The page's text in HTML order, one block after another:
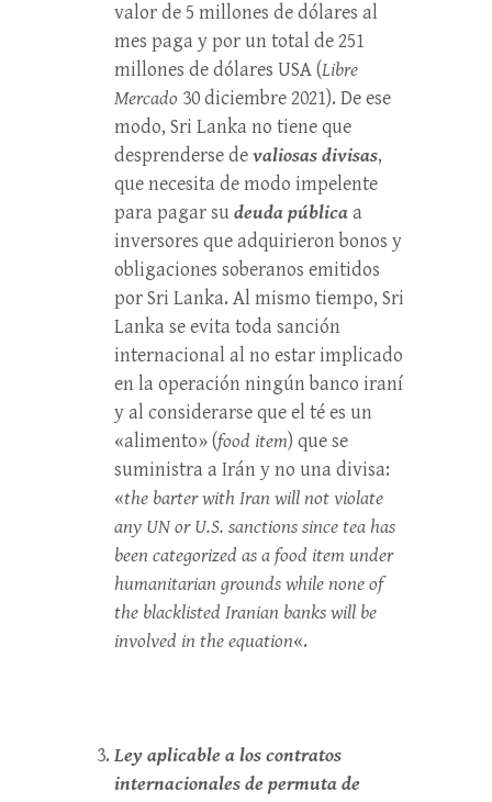
valor de 5 millones de dólares al
mes paga y por un total de 251
millones de dólares USA (Libre
Mercado 30 diciembre 2021). De ese
modo, Sri Lanka no tiene que
desprenderse devaliosas divisas,
que necesita de modo impelente
para pagar su deuda públicaa
inversores que adquirieron bonos y
obligaciones soberanos emitidos
por Sri Lanka. Al mismo tiempo, Sri
Lanka se evita toda sanción
internacional al no estar implicado
en la operación ningún banco iraní
y al considerarse que el té es un
«alimento» (food item) que se
suministra a Irán y no una divisa:
«the barter with Iran will not violate
any UN or U.S. sanctions since tea has
been categorized as a food item under
humanitarian grounds while none of
the blacklisted Iranian banks will be
involved in the equation«.
Ley aplicable a los contratos
internacionales de permuta de